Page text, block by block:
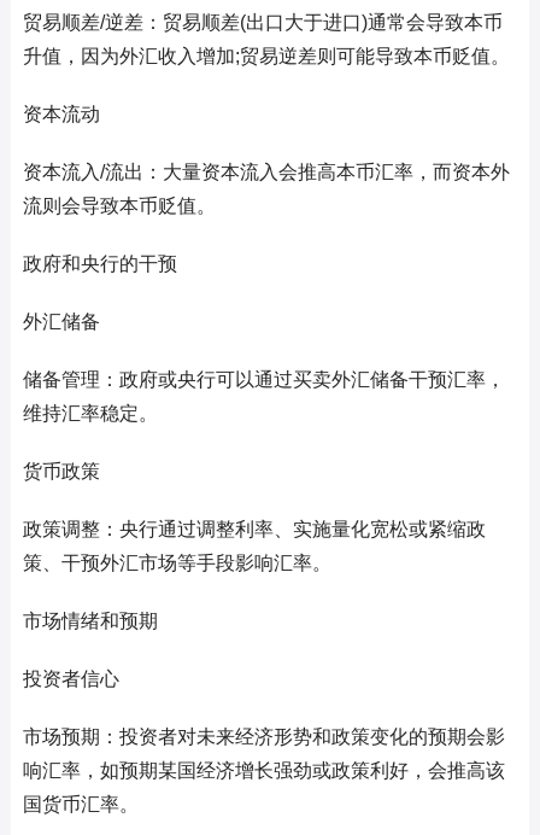
贸易顺差/逆差：贸易顺差(出口大于进口)通常会导致本币
升值，因为外汇收入增加;贸易逆差则可能导致本币贬值。
资本流动
资本流入/流出：大量资本流入会推高本币汇率，而资本外
流则会导致本币贬值。
政府和央行的干预
外汇储备
储备管理：政府或央行可以通过买卖外汇储备干预汇率，
维持汇率稳定。
货币政策
政策调整：央行通过调整利率、实施量化宽松或紧缩政
策、干预外汇市场等手段影响汇率。
市场情绪和预期
投资者信心
市场预期：投资者对未来经济形势和政策变化的预期会影
响汇率，如预期某国经济增长强劲或政策利好，会推高该
国货币汇率。